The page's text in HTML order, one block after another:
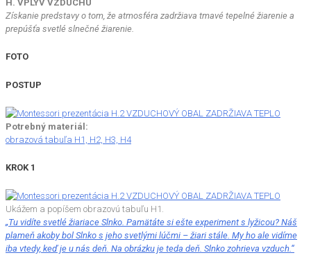
H. VPLYV VZDUCHU
Získanie predstavy o tom, že atmosféra zadržiava tmavé tepelné žiarenie a
prepúšťa svetlé slnečné žiarenie.
FOTO
POSTUP
Potrebný materiál:
obrazová tabuľa H1, H2, H3, H4
KROK 1
Ukážem a popíšem obrazovú tabuľu H1.
„Tu vidíte svetlé žiariace Slnko. Pamätáte si ešte experiment s lyžicou? Náš
plameň akoby bol Slnko s jeho svetlými lúčmi – žiari stále. My ho ale vidíme
iba vtedy, keď je u nás deň. Na obrázku je teda deň. Slnko zohrieva vzduch.“